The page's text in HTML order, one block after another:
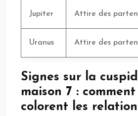
Jupiter Attire des
Uranus Attire des
Signes sur la
maison 7 :
colorent les